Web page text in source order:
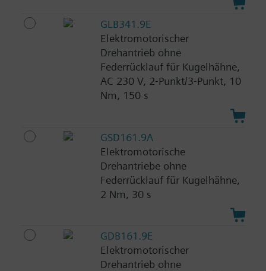
GLB341.9E
Elektromotorischer
Drehantrieb ohne
Federrücklauf für Kugelhähne,
AC 230 V, 2-Punkt/3-Punkt, 10
Nm, 150 s
GSD161.9A
Elektromotorische
Drehantriebe ohne
Federrücklauf für Kugelhähne,
2 Nm, 30 s
GDB161.9E
Elektromotorischer
Drehantrieb ohne